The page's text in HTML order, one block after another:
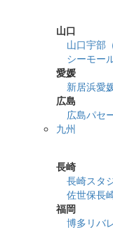
山口
山口宇部
シーモー
愛媛
新居浜愛
広島
広島パセ
九州
長崎
長崎スタ
佐世保長
福岡
博多リバ